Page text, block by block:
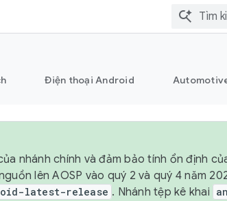
Điện thoại Android
nhánh chính và đảm bảo tính ổn định
lên AOSP vào quý 2 và quý 4 năm
latest-release . Nhánh tệp kê khai